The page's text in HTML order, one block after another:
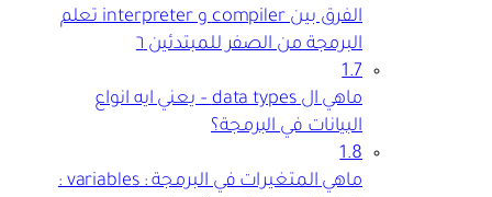
الفرق بين compiler و interpreter تعلم
البرمجة من الصفر للمبتدئين ٦
1.7
ماهي ال data types – يعني ايه انواع
البيانات في البرمجة؟
1.8
ماهي المتغيرات في البرمجة : variables :